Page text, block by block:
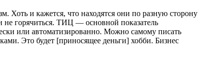
Хоть и кажется, что находятся они по разную сторону
не горячиться. ТИЦ — основной показатель
или автоматизированно. Можно самому писать
Это будет [приносящее деньги] хобби. Бизнес